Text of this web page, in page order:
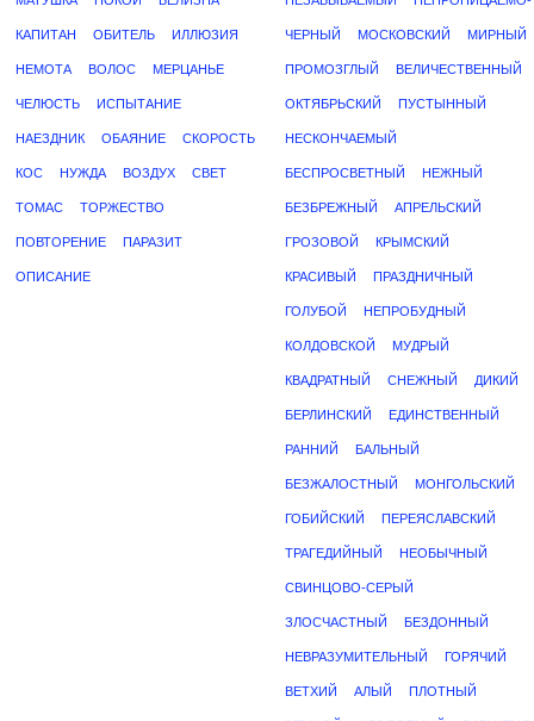
КАПИТАН ОБИТЕЛЬ ИЛЛЮЗИЯ
НЕМОТА ВОЛОС МЕРЦАНЬЕ
ЧЕЛЮСТЬ ИСПЫТАНИЕ
НАЕЗДНИК ОБАЯНИЕ СКОРОСТЬ
КОС НУЖДА ВОЗДУХ СВЕТ
ТОМАС ТОРЖЕСТВО
ПОВТОРЕНИЕ ПАРАЗИТ
ОПИСАНИЕ
ЧЕРНЫЙ МОСКОВСКИЙ МИРНЫЙ
ПРОМОЗГЛЫЙ ВЕЛИЧЕСТВЕННЫЙ
ОКТЯБРЬСКИЙ ПУСТЫННЫЙ
НЕСКОНЧАЕМЫЙ
БЕСПРОСВЕТНЫЙ НЕЖНЫЙ
БЕЗБРЕЖНЫЙ АПРЕЛЬСКИЙ
ГРОЗОВОЙ КРЫМСКИЙ
КРАСИВЫЙ ПРАЗДНИЧНЫЙ
ГОЛУБОЙ НЕПРОБУДНЫЙ
КОЛДОВСКОЙ МУДРЫЙ
КВАДРАТНЫЙ СНЕЖНЫЙ ДИКИЙ
БЕРЛИНСКИЙ ЕДИНСТВЕННЫЙ
РАННИЙ БАЛЬНЫЙ
БЕЗЖАЛОСТНЫЙ МОНГОЛЬСКИЙ
ГОБИЙСКИЙ ПЕРЕЯСЛАВСКИЙ
ТРАГЕДИЙНЫЙ НЕОБЫЧНЫЙ
СВИНЦОВО-СЕРЫЙ
ЗЛОСЧАСТНЫЙ БЕЗДОННЫЙ
НЕВРАЗУМИТЕЛЬНЫЙ ГОРЯЧИЙ
ВЕТХИЙ АЛЫЙ ПЛОТНЫЙ